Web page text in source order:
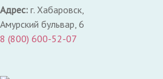
Адрес: г. Хабаровск,
Амурский бульвар, 6
8 (800) 600-52-07